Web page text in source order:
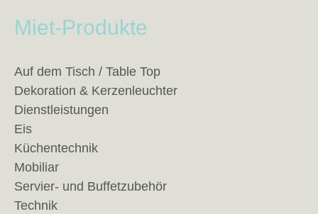
Miet-Produkte
Auf dem Tisch / Table Top
Dekoration & Kerzenleuchter
Dienstleistungen
Eis
Küchentechnik
Mobiliar
Servier- und Buffetzubehör
Technik